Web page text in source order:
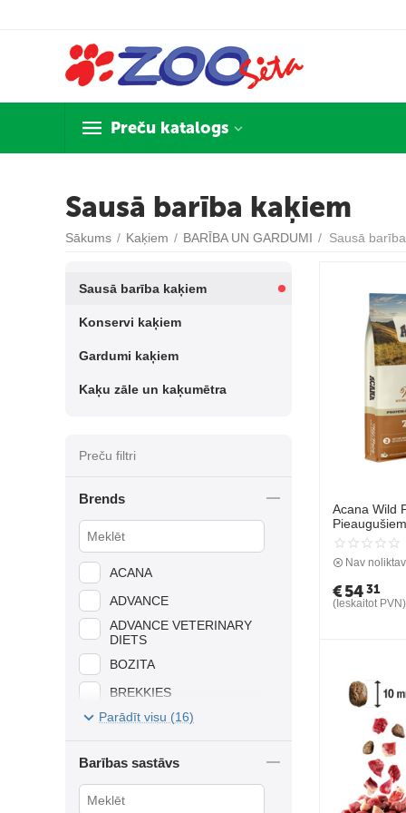
Preču katalogs
Sausā barība kaķiem
Sākums / Kaķiem / BARĪBA UN GARDUMI / Sausā
Acana Wild
Nav
€5431
(Ieskaitot PVN)
Sausā barība kaķiem
Konservi kaķiem
Gardumi kaķiem
Kaķu zāle un kaķumētra
Preču filtri
Brends
ACANA
ADVANCE
ADVANCE VETERINARY
DIETS
BOZITA
BREKKIES
HILL'S
LEONARDO
Parādīt visu (16)
Barības sastāvs